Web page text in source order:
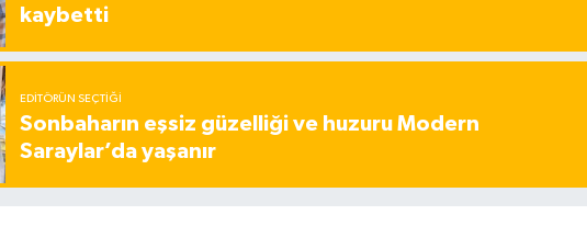
kaybetti
EDITÖRÜN SEÇTIĞI
Sonbaharın eşsiz güzelliği ve huzuru Modern
Saraylar’da yaşanır